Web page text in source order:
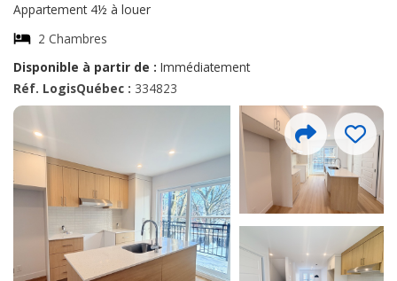
Appartement 4½ à louer
2 Chambres
Disponible à partir de : Immédiatement
Réf. LogisQuébec : 334823